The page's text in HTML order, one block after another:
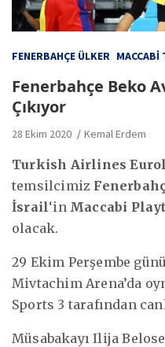
FENERBAHÇE ÜLKER MACCABI
Fenerbahçe Beko
Çıkıyor
28 Ekim 2020 Kemal Erdem
Turkish Airlines
temsilcimiz
İsrail‘in Maccabi
olacak.
29 Ekim Perşembe
Mivtachim Arena’da
Sports 3 tarafından
Müsabakayı Ilija